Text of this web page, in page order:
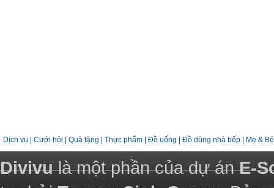
Dịch vụ Cưới hỏi Quà tặng Thực phẩm Đồ uống Đồ dùng nhà bếp Mẹ & Bé
Divivulà một phần của dự ánE-